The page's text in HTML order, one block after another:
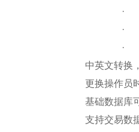
·
·
·
中英文转换
更换操作员
基础数据库
支持交易数